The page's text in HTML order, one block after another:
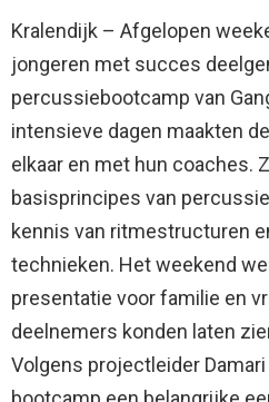
Kralendijk – Afgelopen
jongeren met succes
percussiebootcamp van
intensieve dagen maakten
elkaar en met hun coaches.
basisprincipes van
kennis van ritmestructuren
technieken. Het weekend
presentatie voor familie en
deelnemers konden laten
Volgens projectleider